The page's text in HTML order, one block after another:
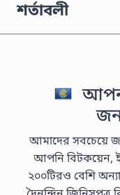
শর্তাবলী
আমাদের সবচেয়ে
আপনি বিটকয়েন,
২০০টিরও বেশি